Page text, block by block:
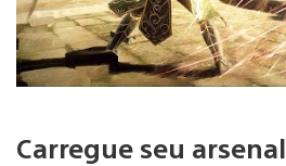
Carregue seu arsenal